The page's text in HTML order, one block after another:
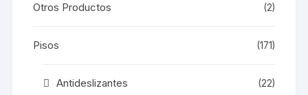
Otros Productos (2)
Pisos (171)
Antideslizantes (22)